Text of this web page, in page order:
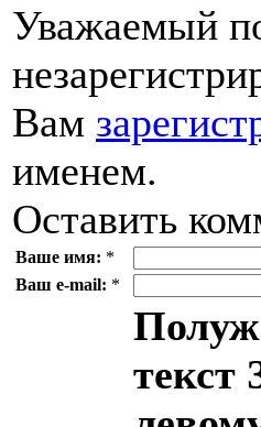
Уважаемый
Вам
именем.
Оставить
Ваше имя: *
Ваш e-mail: *
текст